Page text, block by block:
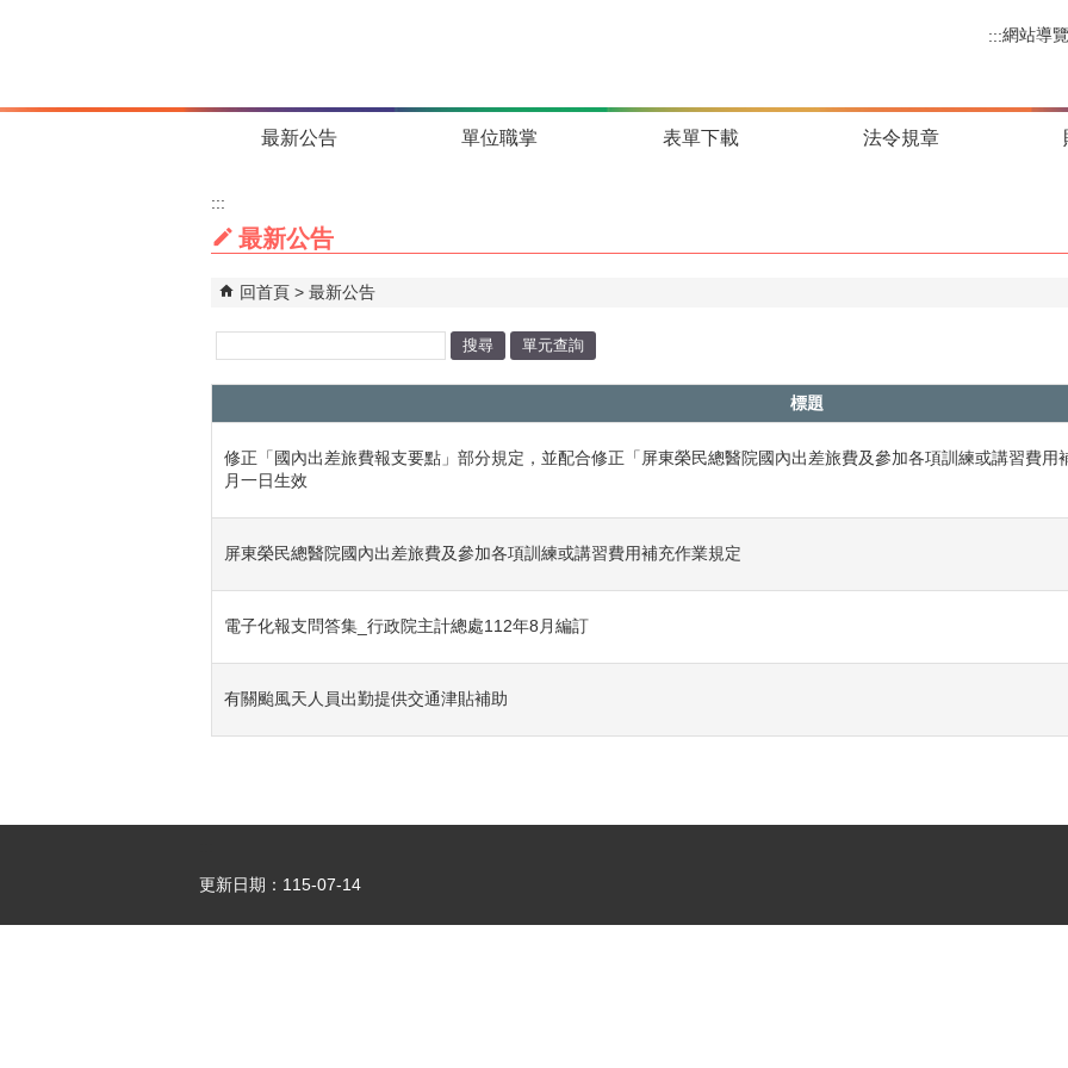
:::網站導覽
最新公告 單位職掌 表單下載 法令規章
:::
最新公告
回首頁 最新公告
關
鍵
單元查詢
標題
修正「國內出差旅費報支要點」部分規定，並配合修正「屏東榮民總醫院國內出差旅費及參加各項訓練或講習費
月一日生效
屏東榮民總醫院國內出差旅費及參加各項訓練或講習費用補充作業規定
電子化報支問答集_行政院主計總處112年8月編訂
有關颱風天人員出勤提供交通津貼補助
更新日期： 115-07-14